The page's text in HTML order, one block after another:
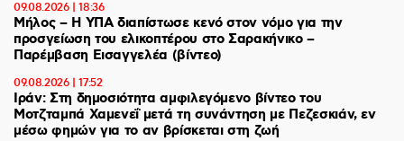
09.08.2026 | 18:36
Μήλος – Η ΥΠΑ διαπίστωσε κενό στον νόμο για την
προσγείωση του ελικοπτέρου στο Σαρακήνικο –
Παρέμβαση Εισαγγελέα (βίντεο)
09.08.2026 | 17:52
Ιράν: Στη δημοσιότητα αμφιλεγόμενο βίντεο του
Μοτζταμπά Χαμενεΐ μετά τη συνάντηση με Πεζεσκιάν, εν
μέσω φημών για το αν βρίσκεται στη ζωή